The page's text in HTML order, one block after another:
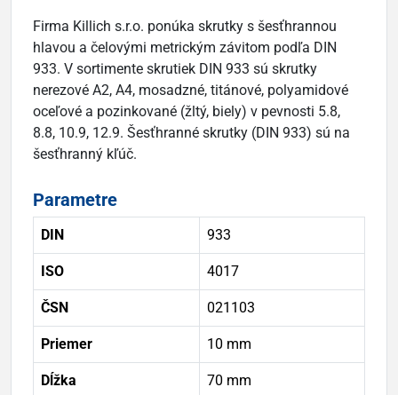
Firma Killich s.r.o. ponúka skrutky s šesťhrannou
hlavou a čelovými metrickým závitom podľa DIN
933. V sortimente skrutiek DIN 933 sú skrutky
nerezové A2, A4, mosadzné, titánové, polyamidové
oceľové a pozinkované (žltý, biely) v pevnosti 5.8,
8.8, 10.9, 12.9. Šesťhranné skrutky (DIN 933) sú na
šesťhranný kľúč.
Parametre
DIN 933
ISO 4017
ČSN 021103
Priemer 10 mm
Dĺžka 70 mm